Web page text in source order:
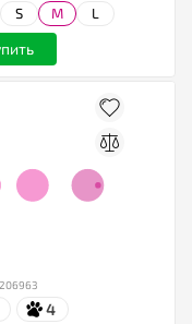
S M L
4